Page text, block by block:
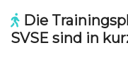
Die
SVSE sind in